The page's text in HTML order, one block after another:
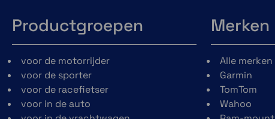
Productgroepen
voor de motorrijder
voor de sporter
voor de racefietser
voor in de auto
Merken
Alle merken
Garmin
TomTom
Wahoo